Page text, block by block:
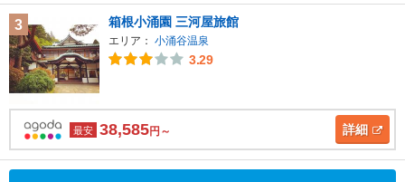
3 箱根小涌園 三河屋旅館
エリア： 小涌谷温泉
3.29
最安 38,585円～ 詳細